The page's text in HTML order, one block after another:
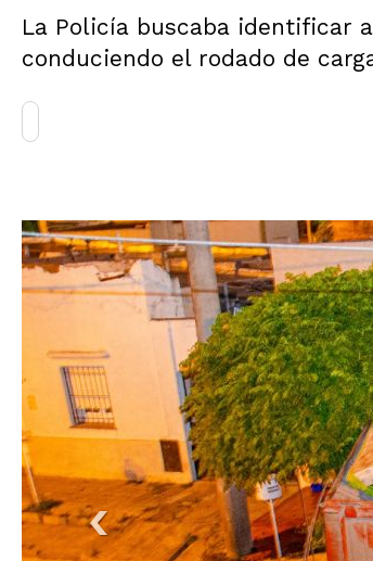
La Policía buscaba identificar
conduciendo el rodado de